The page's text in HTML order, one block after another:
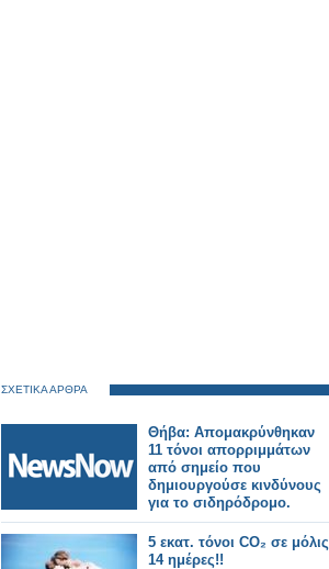
ΣΧΕΤΙΚΑ ΑΡΘΡΑ
Θήβα: Απομακρύνθηκαν
11 τόνοι απορριμμάτων
από σημείο που
δημιουργούσε κινδύνους
για το σιδηρόδρομο.
5 εκατ. τόνοι CO₂ σε μόλις
14 ημέρες!!